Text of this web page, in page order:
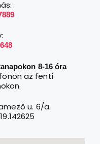
8-16 óra
az fenti
u. 6/a.